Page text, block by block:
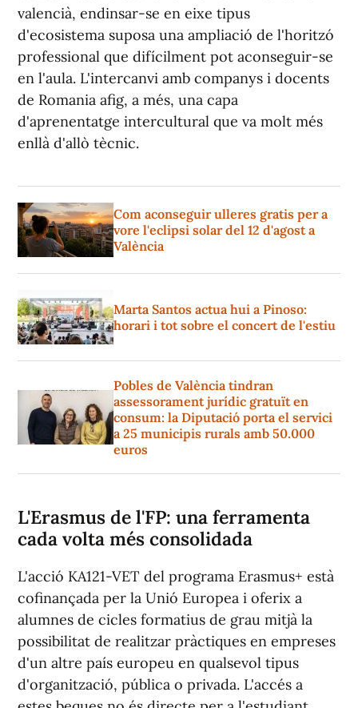
valencià, endinsar-se en eixe tipus
d'ecosistema suposa una ampliació de l'horitzó
professional que difícilment pot aconseguir-se
en l'aula. L'intercanvi amb companys i docents
de Romania afig, a més, una capa
d'aprenentatge intercultural que va molt més
enllà d'allò tècnic.
Com aconseguir ulleres gratis per a
vore l'eclipsi solar del 12 d'agost a
València
Marta Santos actua hui a Pinoso:
horari i tot sobre el concert de l'estiu
Pobles de València tindran
assessorament jurídic gratuït en
consum: la Diputació porta el servici
a 25 municipis rurals amb 50.000
euros
L'Erasmus de l'FP: una ferramenta
cada volta més consolidada
L'acció KA121-VET del programa Erasmus+ està
cofinançada per la Unió Europea i oferix a
alumnes de cicles formatius de grau mitjà la
possibilitat de realitzar pràctiques en empreses
d'un altre país europeu en qualsevol tipus
d'organització, pública o privada. L'accés a